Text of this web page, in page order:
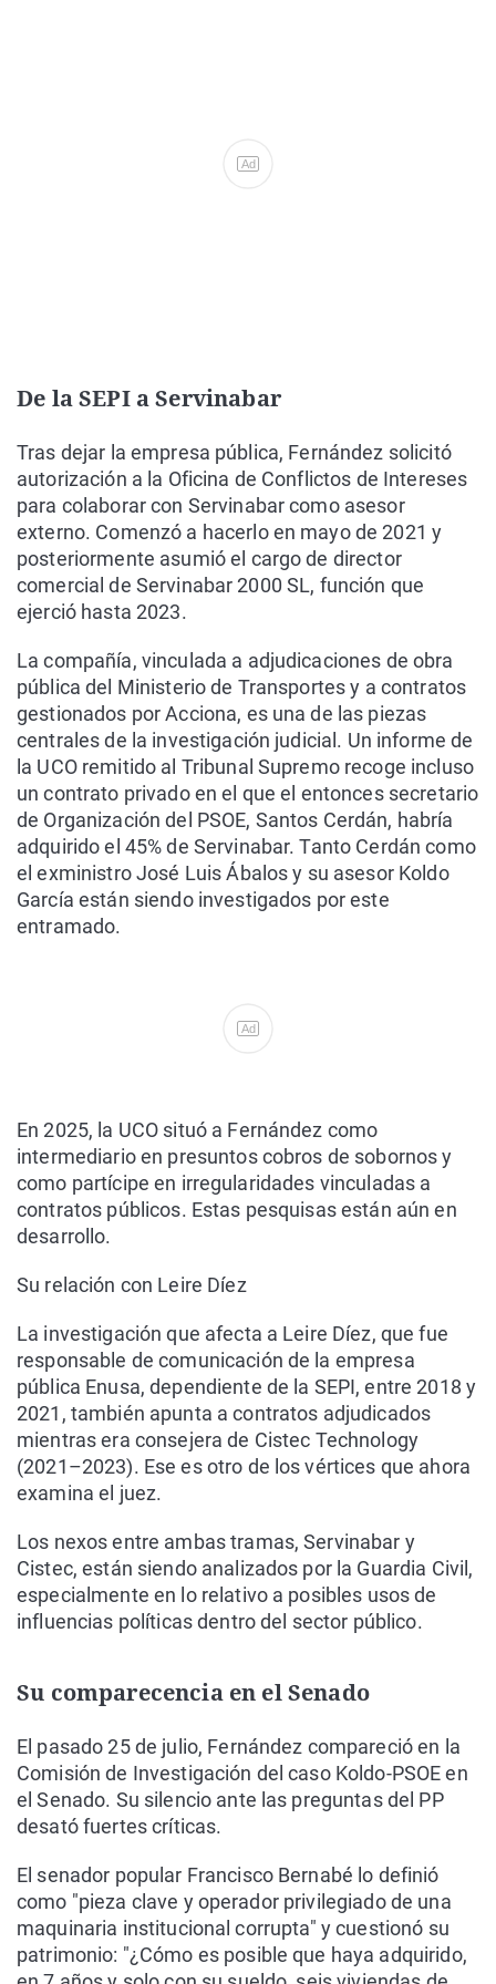
Ad
De la SEPI a Servinabar
Tras dejar la empresa pública, Fernández solicitó
autorización a la Oficina de Conflictos de Intereses
para colaborar con Servinabar como asesor
externo. Comenzó a hacerlo en mayo de 2021 y
posteriormente asumió el cargo de director
comercial de Servinabar 2000 SL, función que
ejerció hasta 2023.
La compañía, vinculada a adjudicaciones de obra
pública del Ministerio de Transportes y a contratos
gestionados por Acciona, es una de las piezas
centrales de la investigación judicial. Un informe de
la UCO remitido al Tribunal Supremo recoge incluso
un contrato privado en el que el entonces secretario
de Organización del PSOE, Santos Cerdán, habría
adquirido el 45% de Servinabar. Tanto Cerdán como
el exministro José Luis Ábalos y su asesor Koldo
García están siendo investigados por este
entramado.
Ad
En 2025, la UCO situó a Fernández como
intermediario en presuntos cobros de sobornos y
como partícipe en irregularidades vinculadas a
contratos públicos. Estas pesquisas están aún en
desarrollo.
Su relación con Leire Díez
La investigación que afecta a Leire Díez, que fue
responsable de comunicación de la empresa
pública Enusa, dependiente de la SEPI, entre 2018 y
2021, también apunta a contratos adjudicados
mientras era consejera de Cistec Technology
(2021–2023). Ese es otro de los vértices que ahora
examina el juez.
Los nexos entre ambas tramas, Servinabar y
Cistec, están siendo analizados por la Guardia Civil,
especialmente en lo relativo a posibles usos de
influencias políticas dentro del sector público.
Su comparecencia en el Senado
El pasado 25 de julio, Fernández compareció en la
Comisión de Investigación del caso Koldo-PSOE en
el Senado. Su silencio ante las preguntas del PP
desató fuertes críticas.
El senador popular Francisco Bernabé lo definió
como "pieza clave y operador privilegiado de una
maquinaria institucional corrupta" y cuestionó su
patrimonio: "¿Cómo es posible que haya adquirido,